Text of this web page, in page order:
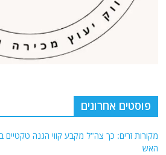
פוסטים אחרונים
מקורות זרים: כך צה"ל מקבע קווי הגנה טקטיים
האש